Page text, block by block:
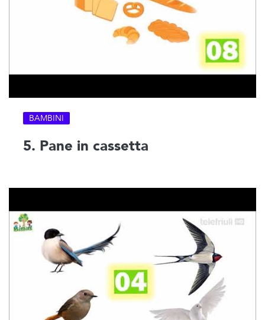
BAMBINI
5. Pane in cassetta